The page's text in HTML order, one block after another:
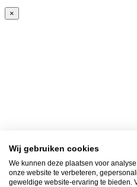
×
Wij gebruiken cookies
We kunnen deze plaatsen voor
onze website te verbeteren,
geweldige website-ervaring te bieden.